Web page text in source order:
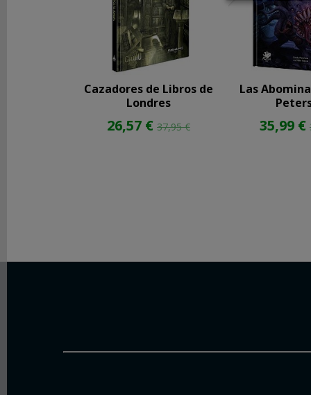
Instagram
Facebook
Cazadores de Libros de
Londres
26,57 € 37,95 €
Las
35,99 €